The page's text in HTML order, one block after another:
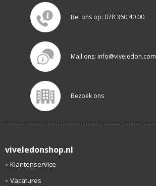
Bel ons op: 078 360 40 00
Mail ons: info@viveledon.com
Bezoek ons
viveledonshop.nl
Klantenservice
Vacatures